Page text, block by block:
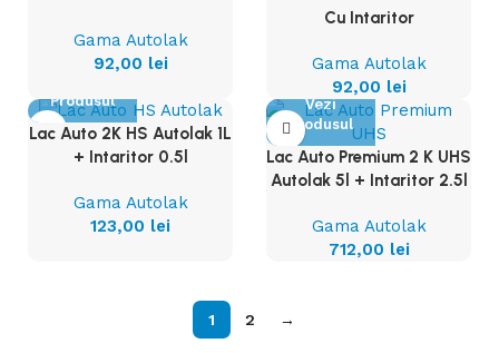
Gama Autolak
92,00 lei
Cu Intaritor
Gama Autolak
92,00 lei
Produsul
Lac Auto 2K HS Autolak 1L
+ Intaritor 0.5l
Gama Autolak
123,00 lei
Vezi
Produsul
Lac Auto Premium 2 K UHS
Autolak 5l + Intaritor 2.5l
Gama Autolak
712,00 lei
1 2 →